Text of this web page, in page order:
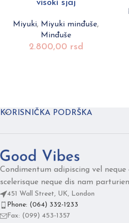
visoki sjaj
Miyuki, Miyuki minđuše,
Minđuše
2.800,00 rsd
KORISNIČKA PODRŠKA
Condimentum adipiscing vel
scelerisque neque dis nam
451 Wall Street, UK, London
Phone: (064) 332-1233
Fax: (099) 453-1357